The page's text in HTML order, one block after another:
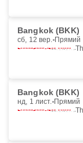
Bangkok (BKK)
сб, 12 вер. Прямий
Bangkok (BKK)
нд, 1 лист. Прямий